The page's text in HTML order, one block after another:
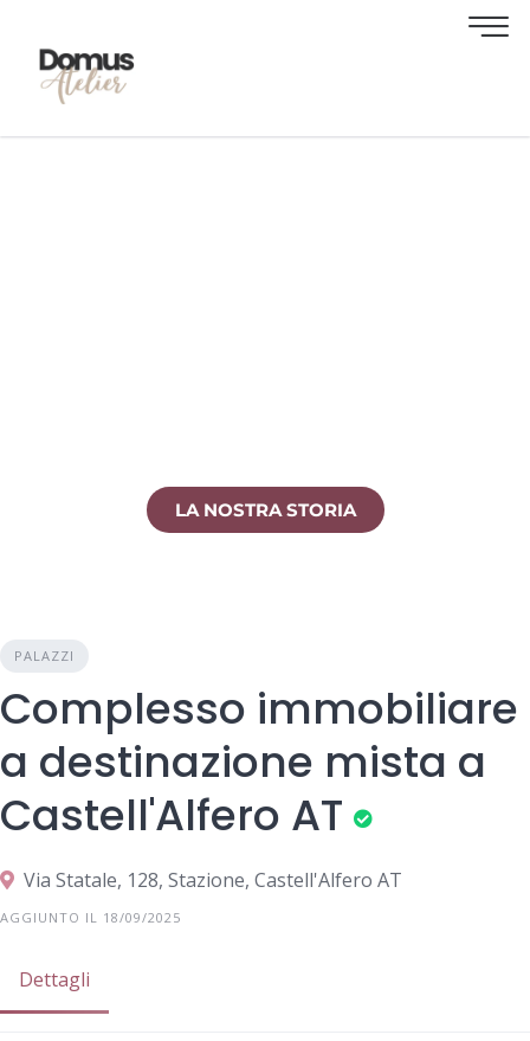
LA NOSTRA STORIA
PALAZZI
Complesso immobiliare
a destinazione mista a
Castell'Alfero AT
Via Statale, 128, Stazione, Castell'Alfero AT
AGGIUNTO IL 18/09/2025
Dettagli